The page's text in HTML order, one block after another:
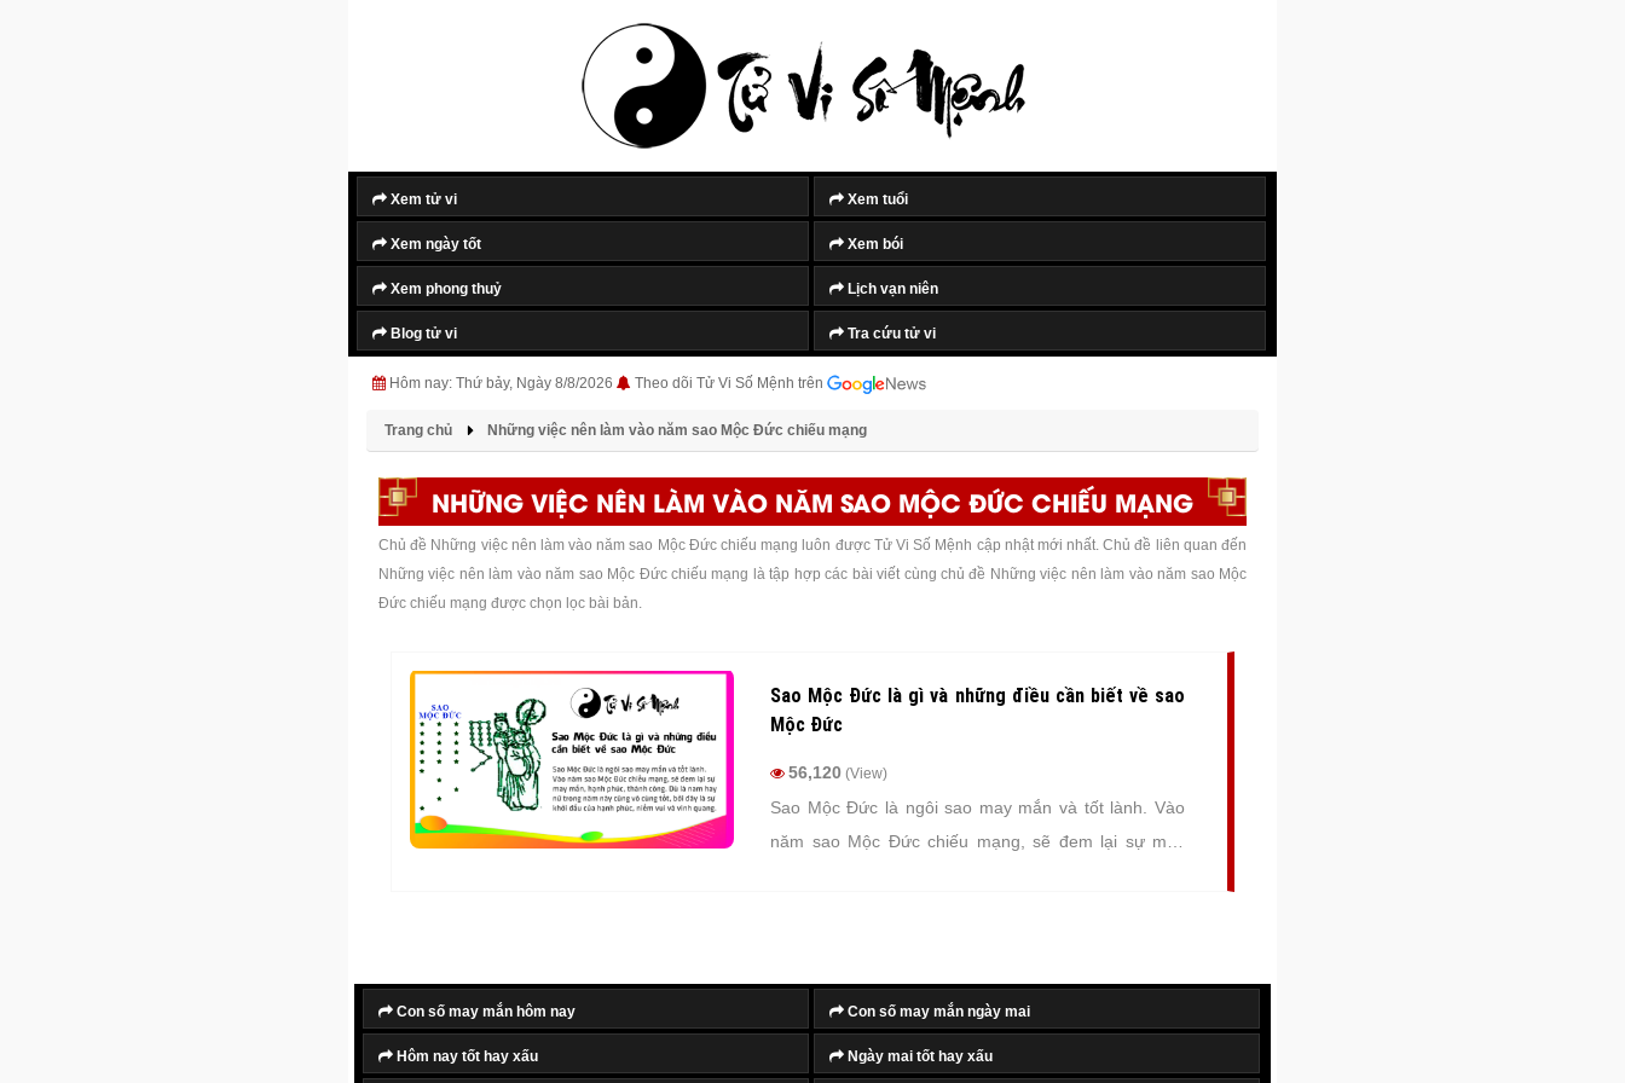
Xem tử vi Xem tuổi
Xem ngày tốt Xem bói
Xem phong thuỷ Lịch vạn niên
Blog tử vi Tra cứu tử vi
Hôm nay: Thứ bảy, Ngày 8/8/2026 Theo dõi Tử Vi Số Mệnh trên
Trang chủ Những việc nên làm vào năm sao Mộc Đức chiếu mạng
NHỮNG VIỆC NÊN LÀM VÀO NĂM SAO MỘC ĐỨC CHIẾU MẠNG
Chủ đề Những việc nên làm vào năm sao Mộc Đức chiếu mạng luôn được Tử Vi Số Mệnh cập nhật mới nhất. Chủ đề liên quan đến
Những việc nên làm vào năm sao Mộc Đức chiếu mạng là tập hợp các bài viết cùng chủ đề Những việc nên làm vào năm sao Mộc
Đức chiếu mạng được chọn lọc bài bản.
Sao Mộc Đức là gì và những điều cần biết về sao
Mộc Đức
56,120 (View)
Sao Mộc Đức là ngôi sao may mắn và tốt lành. Vào
năm sao Mộc Đức chiếu mạng, sẽ đem lại sự may
Con số may mắn hôm nay Con số may mắn ngày mai
Hôm nay tốt hay xấu Ngày mai tốt hay xấu